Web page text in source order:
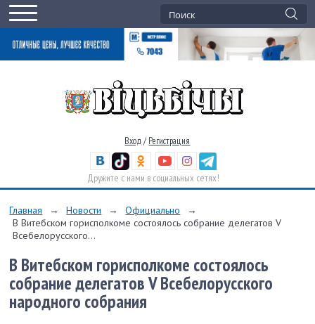
Вход / Регистрация
Дружите с нами в социальных сетях!
Главная → Новости → Официально
→
В Витебском горисполкоме состоялось собрание делегатов V
Всебелорусского...
В Витебском горисполкоме состоялось
собрание делегатов V Всебелорусского
народного собрания